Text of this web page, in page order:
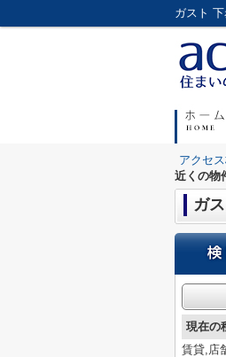
アクセ
近くの物
ガ
現在の
賃貸,店